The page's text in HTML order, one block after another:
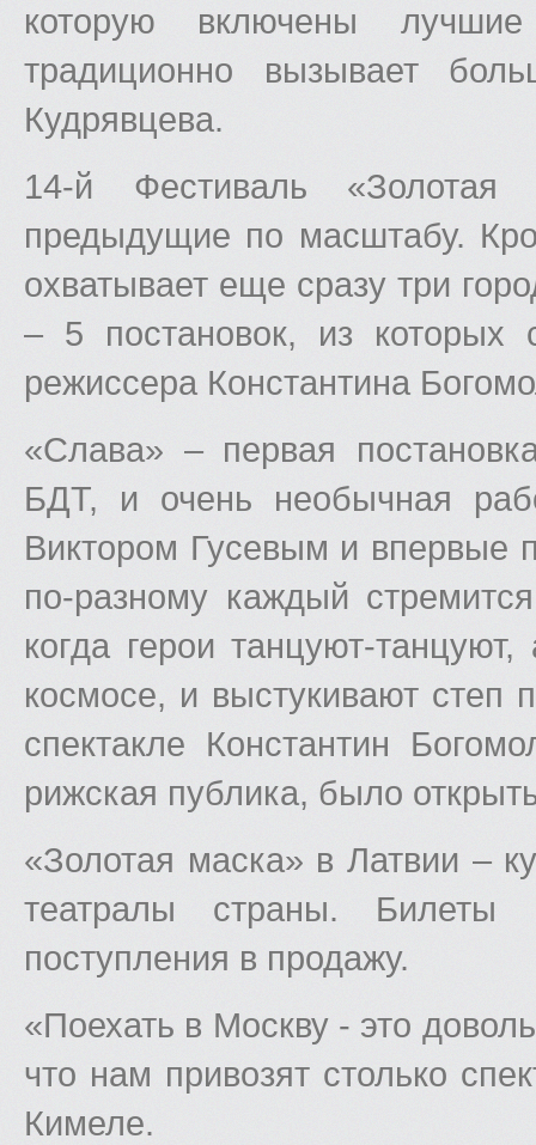
которую включены лучшие
традиционно вызывает
Кудрявцева.
14-й Фестиваль
предыдущие по масштабу.
охватывает еще сразу три
– 5 постановок, из
режиссера Константина
«Слава» – первая
БДТ, и очень необычная
Виктором Гусевым и впервые
по-разному каждый
когда герои танцуют-
космосе, и выстукивают степ
спектакле Константин
рижская публика, было
«Золотая маска» в Латвии –
театралы страны. Билеты
поступления в продажу.
«Поехать в Москву - это
что нам привозят столько
Кимеле.